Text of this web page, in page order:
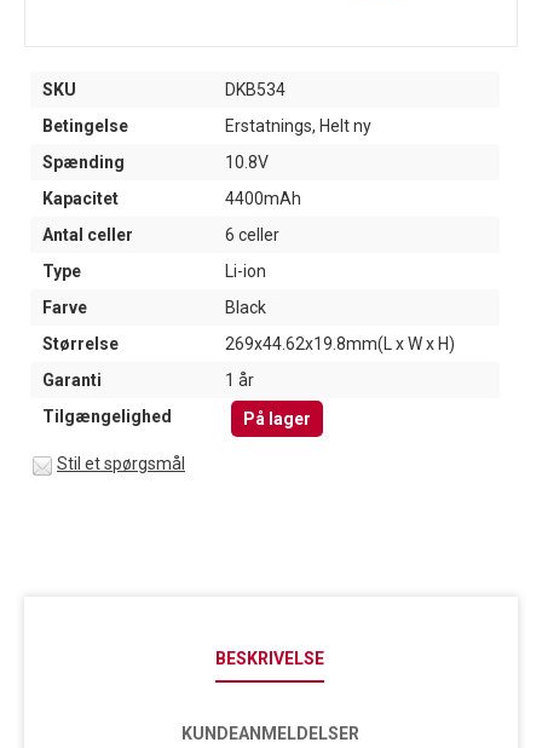
SKU
DKB534
Betingelse
Erstatnings, Helt ny
Spænding
10.8V
Kapacitet
4400mAh
Antal celler
6 celler
Type
Li-ion
Farve
Black
Størrelse
269x44.62x19.8mm(L x W x H)
Garanti
1 år
Tilgængelighed
På lager
Stil et spørgsmål
BESKRIVELSE
KUNDEANMELDELSER